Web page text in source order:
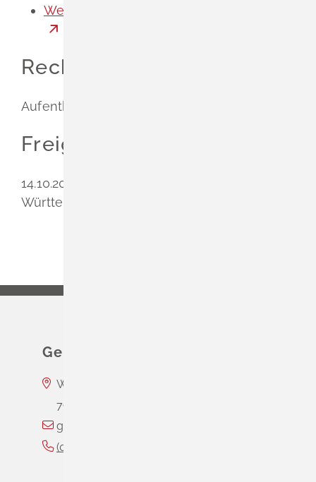
Welcome Center in Baden-Württemberg
Rechtsgrundlage
Aufenthaltsgesetz
Freigabevermerk
14.10.2025
Württemberg
Gemeinde Schliengen
Wasserschloss Entenstein
79418
gemeinde@schliengen.de
(0